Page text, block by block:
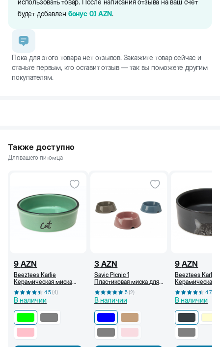
использовать товар. После написания отзыва на ваш счет
будет добавлен бонус 0.1 AZN.
Пока для этого товара нет отзывов. Закажите товар сейчас и
станьте первым, кто оставит отзыв — так вы поможете другим
покупателям.
Также доступно
Для вашего питомца
9 AZN
Beeztees Karlie
Керамическая миска
для кошек, 250 мл
(Зелёный) 4.5(4)
В наличии
3 AZN
Savic Picnic 1
Пластиковая миска для
собак и кошек, 300 мл
(Синий)
5(2)
В наличии
9 AZN
Beeztees Karlie
Керамическая
для кошек, 250
(Антрацитный)
4.75
В наличии